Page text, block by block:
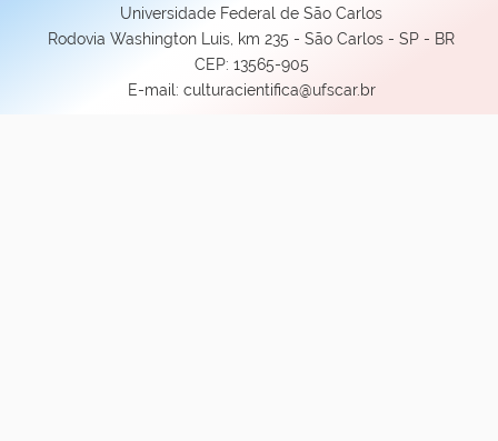
Universidade Federal de São Carlos
Rodovia Washington Luis, km 235 - São Carlos - SP - BR
CEP: 13565-905
E-mail: culturacientifica@ufscar.br